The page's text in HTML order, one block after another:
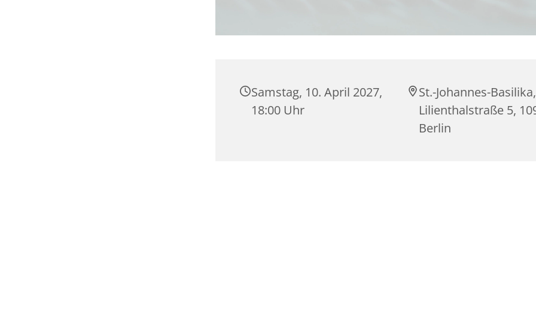
Samstag, 10. April 2027,
18:00 Uhr
St.-Johannes-Basilika,
Lilienthalstraße 5,
Berlin